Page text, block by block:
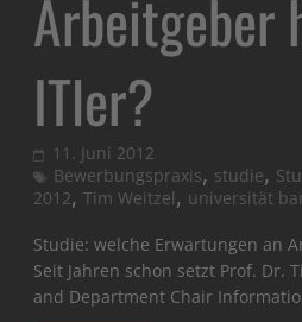
Arbeitgeber
ITler?
11. Juni 2012
Bewerbungspraxis, studie,
2012,Tim Weitzel, universität
Studie: welche Erwartungen an
Seit Jahren schon setzt Prof. Dr.
and Department Chair